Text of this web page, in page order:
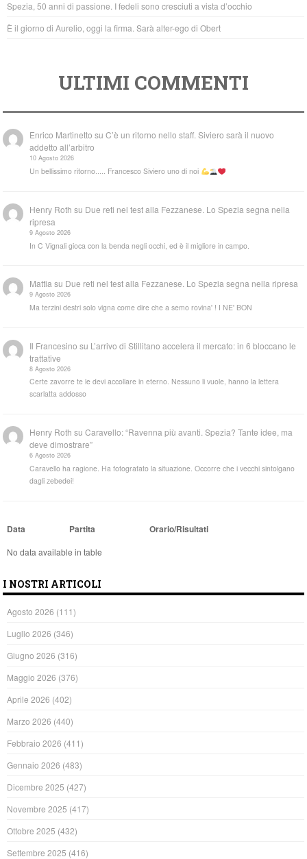
Spezia, 50 anni di passione. I fedeli sono cresciuti a vista d’occhio
È il giorno di Aurelio, oggi la firma. Sarà alter-ego di Obert
ULTIMI COMMENTI
Enrico Martinetto suC’è un ritorno nello staff. Siviero sarà il nuovo
addetto all’arbitro
10 Agosto 2026
Un bellissimo ritorno..... Francesco Siviero uno di noi
Henry Roth su Due reti nel test alla Fezzanese. Lo Spezia segna nella
ripresa
9 Agosto 2026
In C Vignali gioca con la benda negli occhi, ed è il migliore in campo.
Mattia su Due reti nel test alla Fezzanese. Lo Spezia segna nella ripresa
9 Agosto 2026
Ma terzini destri solo vigna come dire che a semo rovina' ! I NE' BON
Il Francesino su L’arrivo di Stillitano accelera il mercato: in 6 bloccano le
trattative
8 Agosto 2026
Certe zavorre te le devi accollare in eterno. Nessuno li vuole, hanno la lettera
scarlatta addosso
Henry Roth suCaravello: “Ravenna più avanti. Spezia? Tante idee, ma
deve dimostrare”
6 Agosto 2026
Caravello ha ragione. Ha fotografato la situazione. Occorre che i vecchi sintolgano
dagli zebedei!
Data Partita Orario/Risultati
No data available in table
I NOSTRI ARTICOLI
Agosto 2026 (111)
Luglio 2026 (346)
Giugno 2026 (316)
Maggio 2026 (376)
Aprile 2026 (402)
Marzo 2026 (440)
Febbraio 2026 (411)
Gennaio 2026 (483)
Dicembre 2025 (427)
Novembre 2025 (417)
Ottobre 2025 (432)
Settembre 2025 (416)